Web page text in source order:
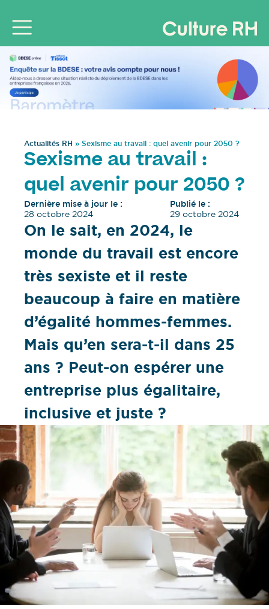
Actualités RH » Sexisme au travail : quel avenir pour 2050 ?
Sexisme au travail :
quel avenir pour 2050 ?
Dernière mise à jour le :
28 octobre 2024
Publié le :
29 octobre 2024
On le sait, en 2024, le
monde du travail est encore
très sexiste et il reste
beaucoup à faire en matière
d’égalité hommes-femmes.
Mais qu’en sera-t-il dans 25
ans ? Peut-on espérer une
entreprise plus égalitaire,
inclusive et juste ?